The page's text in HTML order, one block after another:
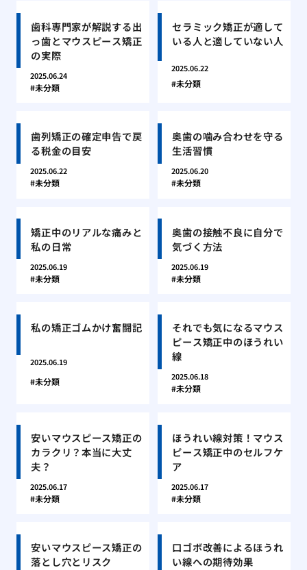
歯科専門家が解説する出
っ歯とマウスピース矯正
の実際
2025.06.24
未分類
セラミック矯正が適して
いる人と適していない人
2025.06.22
未分類
歯列矯正の確定申告で戻
る税金の目安
2025.06.22
未分類
奥歯の噛み合わせを守る
生活習慣
2025.06.20
未分類
矯正中のリアルな痛みと
私の日常
2025.06.19
未分類
奥歯の接触不良に自分で
気づく方法
2025.06.19
未分類
私の矯正ゴムかけ奮闘記
2025.06.19
未分類
それでも気になるマウス
ピース矯正中のほうれい
線
2025.06.18
未分類
安いマウスピース矯正の
カラクリ？本当に大丈
夫？
2025.06.17
未分類
ほうれい線対策！マウス
ピース矯正中のセルフケ
ア
2025.06.17
未分類
安いマウスピース矯正の
落とし穴とリスク
口ゴボ改善によるほうれ
い線への期待効果